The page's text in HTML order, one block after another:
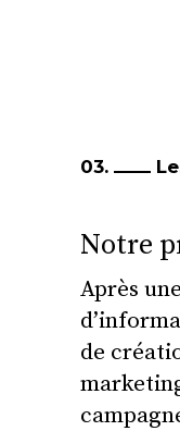
03.
Notre
Après
de